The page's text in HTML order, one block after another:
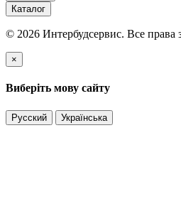
Каталог
© 2026 Интербудсервис. Все
×
Виберіть мову сайту
Русский Українська